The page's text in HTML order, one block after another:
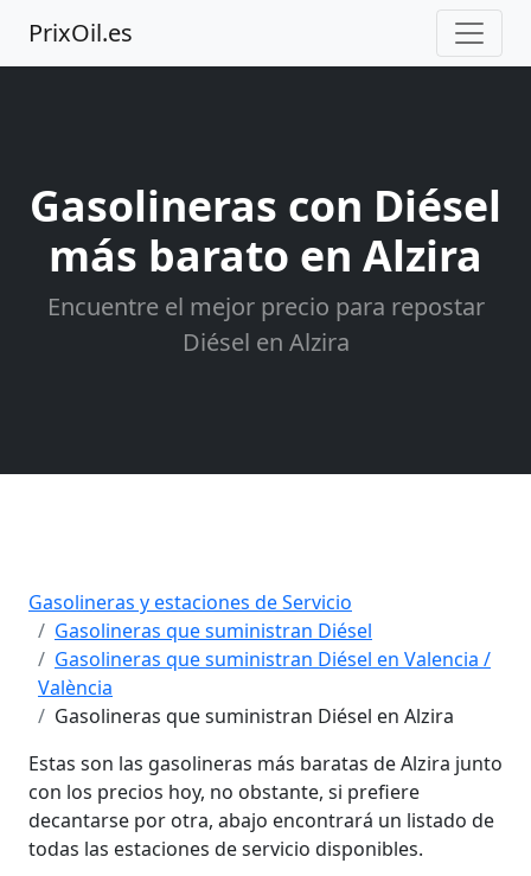
PrixOil.es
Gasolineras con Diésel
más barato en Alzira
Encuentre el mejor precio para repostar
Diésel en Alzira
Gasolineras y estaciones de Servicio
Gasolineras que suministran Diésel
Gasolineras que suministran Diésel en Valencia /
València
Gasolineras que suministran Diésel en Alzira
Estas son las gasolineras más baratas de Alzira junto
con los precios hoy, no obstante, si prefiere
decantarse por otra, abajo encontrará un listado de
todas las estaciones de servicio disponibles.